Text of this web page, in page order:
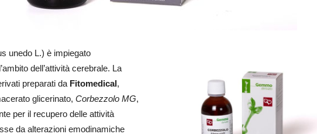
unedo L.) è impiegato
dell’attività cerebrale. La
preparati da Fitomedical,
glicerinato, Corbezzolo MG,
per il recupero delle attività
da alterazioni emodinamiche